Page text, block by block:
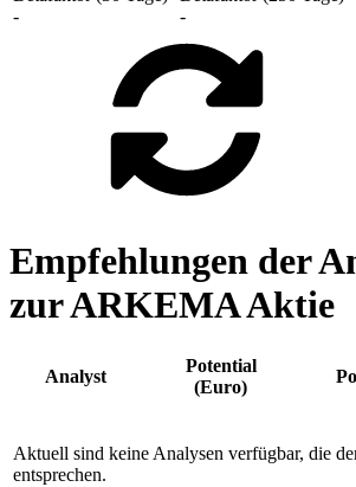
-
-
Empfehlungen der
zur ARKEMA Aktie
Analyst
Potential
(Euro)
Aktuell sind keine Analysen verfügbar, die
entsprechen.